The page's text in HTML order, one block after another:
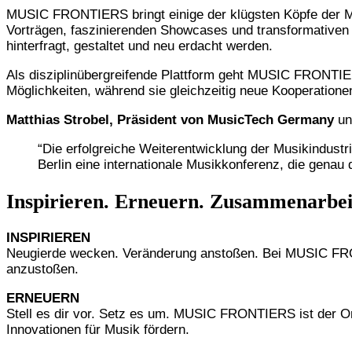
MUSIC FRONTIERS bringt einige der klügsten Köpfe
Vorträgen, faszinierenden Showcases und
hinterfragt, gestaltet und neu erdacht werden.
Als disziplinübergreifende Plattform geht MUSIC
Möglichkeiten, während sie gleichzeitig neue
Matthias Strobel, Präsident von MusicTech Germany
“Die erfolgreiche Weiterentwicklung der
Berlin eine internationale Musikkonferenz, die genau
Inspirieren. Erneuern.
INSPIRIEREN
Neugierde wecken. Veränderung anstoßen. Bei MUSIC
anzustoßen.
ERNEUERN
Stell es dir vor. Setz es um. MUSIC FRONTIERS ist der
Innovationen für Musik fördern.